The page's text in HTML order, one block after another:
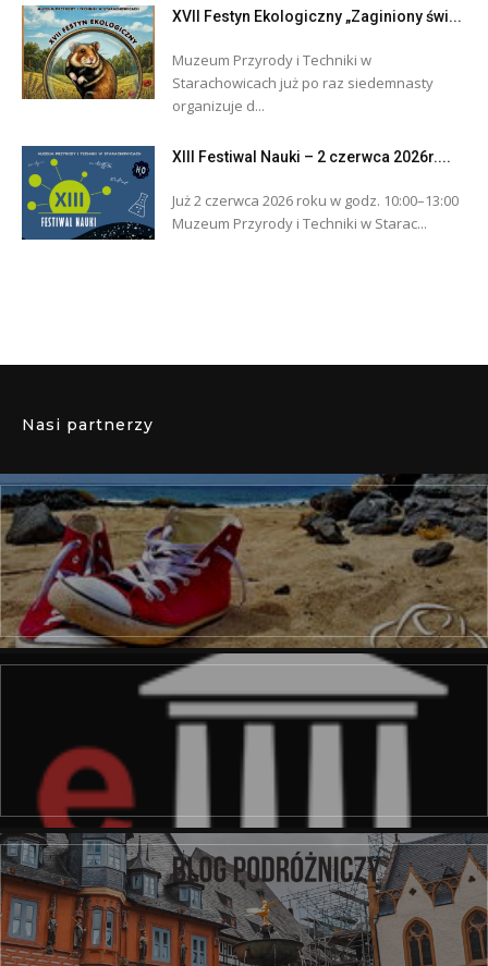
XVII Festyn Ekologiczny „Zaginiony świ...
Muzeum Przyrody i Techniki w
Starachowicach już po raz siedemnasty
organizuje d...
XIII Festiwal Nauki – 2 czerwca 2026r....
Już 2 czerwca 2026 roku w godz. 10:00–13:00
Muzeum Przyrody i Techniki w Starac...
Nasi partnerzy